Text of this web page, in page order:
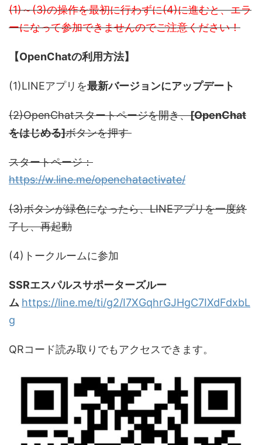
(1)～(3)の操作を最初に行わずに(4)に進むと、エラ
ーになって参加できませんのでご注意ください！
【OpenChatの利用方法】
(1)LINEアプリを最新バージョンにアップデート
(2)OpenChatスタートページを開き、[OpenChat
をはじめる]ボタンを押す
スタートページ：
https://w.line.me/openchatactivate/
(3)ボタンが緑色になったら、LINEアプリを一度終
了し、再起動
(4)トークルームに参加
SSRエスパルスサポーターズルー
ム https://line.me/ti/g2/I7XGqhrGJHgC7IXdFdxbL
g
QRコード読み取りでもアクセスできます。